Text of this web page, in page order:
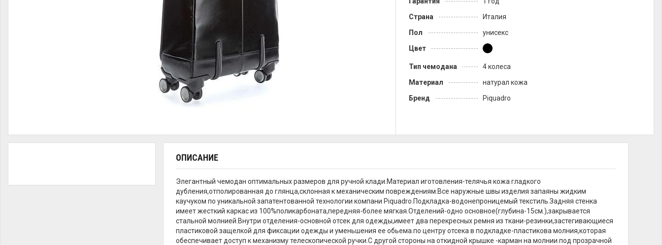
Страна
Италия
Пол
унисекс
Цвет
Тип чемодана
4 колеса
Материал
натурал кожа
Бренд
Piquadro
ОПИСАНИЕ
Элегантный чемодан оптимальных размеров для ручной клади.Материал иготовления-телячья кожа гладкого
дубления,отполированная до глянца,склонная к механическим повреждениям.Все наружные швы изделия запаяны жидким
каучуком по уникальной запатентованной технологии компани Piquadro.Подкладка-водонепроницемый текстиль.Задняя стенка
имеет жесткий каркас из 100%поликарбоната,передняя-более мягкая.Отделений-одно основное(глубина-15см.),закрывается
стальной молнией.Внутри отделения-основной отсек для одежды,имеет два перекресных ремня из ткани-резинки,застегивающиеся
пластиковой защелкой для фиксации одежды и уменьшения ее обьема.по центру отсека в подкладке-пластикова молния,которая
обеспечивает доступ к механизму телескопической ручки.С другой стороны на откидной крышке -карман на молнии под прозрачной